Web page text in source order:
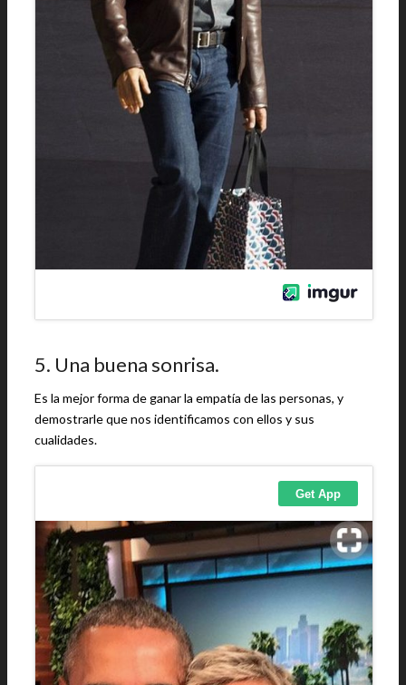
5. Una buena sonrisa.
Es la mejor forma de ganar la empatía de las personas, y
demostrarle que nos identificamos con ellos y sus
cualidades.